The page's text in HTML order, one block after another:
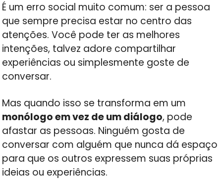
É um erro social muito comum: ser a pessoa
que sempre precisa estar no centro das
atenções. Você pode ter as melhores
intenções, talvez adore compartilhar
experiências ou simplesmente goste de
conversar.
Mas quando isso se transforma em um
monólogo em vez de um diálogo, pode
afastar as pessoas. Ninguém gosta de
conversar com alguém que nunca dá espaço
para que os outros expressem suas próprias
ideias ou experiências.